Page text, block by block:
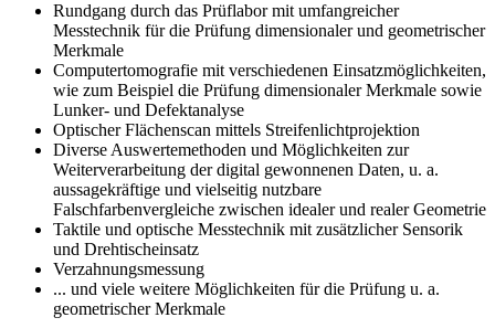
Rundgang durch das Prüflabor mit umfangreicher
Messtechnik für die Prüfung dimensionaler und geometrischer
Merkmale
Computertomografie mit verschiedenen Einsatzmöglichkeiten,
wie zum Beispiel die Prüfung dimensionaler Merkmale sowie
Lunker- und Defektanalyse
Optischer Flächenscan mittels Streifenlichtprojektion
Diverse Auswertemethoden und Möglichkeiten zur
Weiterverarbeitung der digital gewonnenen Daten, u. a.
aussagekräftige und vielseitig nutzbare
Falschfarbenvergleiche zwischen idealer und realer Geometrie
Taktile und optische Messtechnik mit zusätzlicher Sensorik
und Drehtischeinsatz
Verzahnungsmessung
... und viele weitere Möglichkeiten für die Prüfung u. a.
geometrischer Merkmale